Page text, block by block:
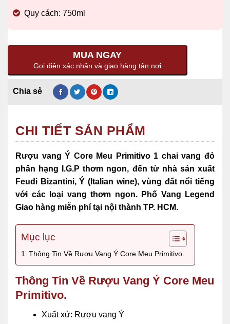
Quy cách: 750ml
MUA NGAY
Gọi điện xác nhận và giao hàng tận nơi
CHI TIẾT SẢN PHẨM
Rượu vang Ý Core Meu Primitivo 1 chai vang đỏ
phân hạng I.G.P thơm ngon, đến từ nhà sản xuất
Feudi Bizantini, Ý (Italian wine),vùng đất nổi tiếng
với các loại vang thơm ngon. Phố Vang Legend
Giao hàng miễn phí tại nội thành TP. HCM.
Mục lục
Thông Tin Về Rượu Vang Ý Core Meu Primitivo.
Thông Tin Về Rượu Vang Ý Core Meu
Primitivo.
Xuất xứ: Rượu vang Ý